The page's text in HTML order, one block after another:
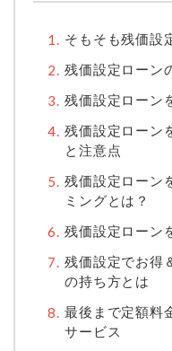
そもそも残価設
残価設定ローン
残価設定ローン
残価設定ローン
と注意点
残価設定ローン
ミングとは？
残価設定ローン
残価設定でお得
の持ち方とは
最後まで定額料
サービス